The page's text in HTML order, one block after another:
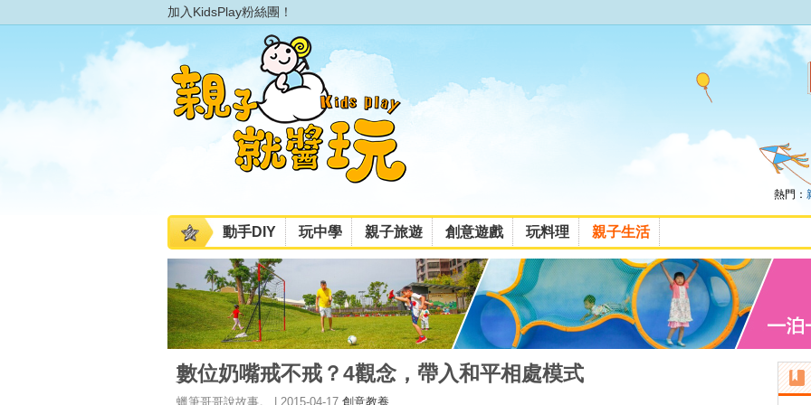
加入KidsPlay粉絲團！
熱門：
動手DIY 玩中學 親子旅遊 創意遊戲 玩料理 親子生活
數位奶嘴戒不戒？4觀念，帶入和平相處模式
蠟筆哥哥說故事。 | 2015-04-17 創意教養